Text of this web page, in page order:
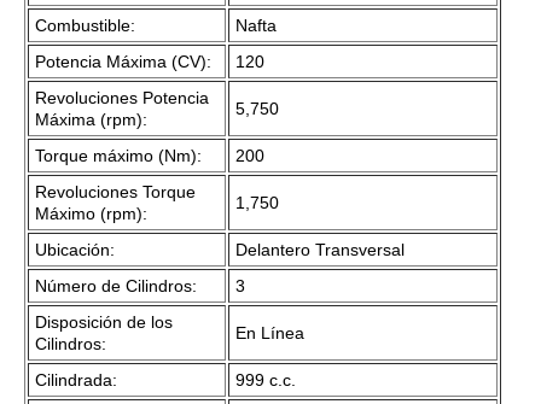
Combustible:
Nafta
Potencia Máxima (CV):
120
Revoluciones Potencia
Máxima (rpm):
5,750
Torque máximo (Nm):
200
Revoluciones Torque
Máximo (rpm):
1,750
Ubicación:
Delantero Transversal
Número de Cilindros:
3
Disposición de los
Cilindros:
En Línea
Cilindrada: 999 c.c.